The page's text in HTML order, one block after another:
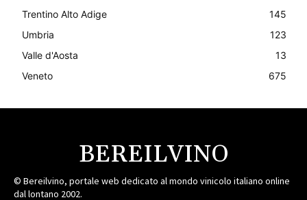
Trentino Alto Adige
145
Umbria
123
Valle d'Aosta
13
Veneto
675
BEREILVINO
© Bereilvino, portale web dedicato al mondo vinicolo italiano online
dal lontano 2002.